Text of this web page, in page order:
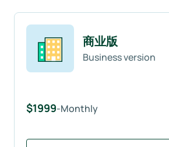
商业版
Business version
$1999-Monthly